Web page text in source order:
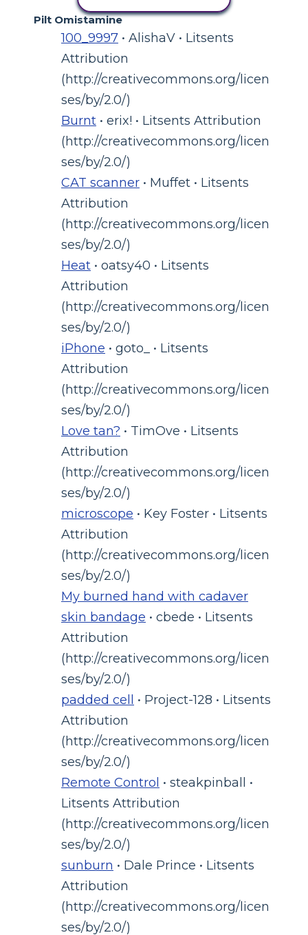
Pilt Omistamine
100_9997 • AlishaV • Litsents
Attribution
(http://creativecommons.org/licen
ses/by/2.0/)
Burnt • erix! • Litsents Attribution
(http://creativecommons.org/licen
ses/by/2.0/)
CAT scanner • Muffet • Litsents
Attribution
(http://creativecommons.org/licen
ses/by/2.0/)
Heat • oatsy40 • Litsents
Attribution
(http://creativecommons.org/licen
ses/by/2.0/)
iPhone • goto_ • Litsents
Attribution
(http://creativecommons.org/licen
ses/by/2.0/)
Love tan? • TimOve • Litsents
Attribution
(http://creativecommons.org/licen
ses/by/2.0/)
microscope • Key Foster • Litsents
Attribution
(http://creativecommons.org/licen
ses/by/2.0/)
My burned hand with cadaver
skin bandage • cbede • Litsents
Attribution
(http://creativecommons.org/licen
ses/by/2.0/)
padded cell
• Project-128 • Litsents
Attribution
(http://creativecommons.org/licen
ses/by/2.0/)
Remote Control • steakpinball •
Litsents Attribution
(http://creativecommons.org/licen
ses/by/2.0/)
sunburn • Dale Prince • Litsents
Attribution
(http://creativecommons.org/licen
ses/by/2.0/)